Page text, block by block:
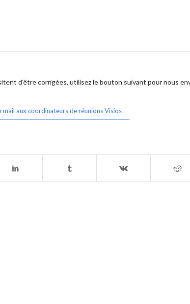
d'être corrigées, utilisez le bouton suivant pour nous
mail aux coordinateurs de réunions Visios